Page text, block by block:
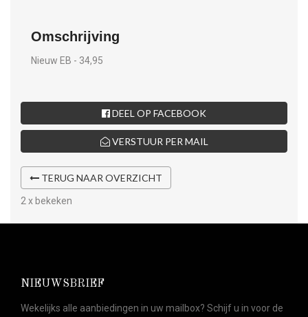
Omschrijving
Nieuw EB - 34,95
DEEL OP FACEBOOK
VERSTUUR PER MAIL
TERUG NAAR OVERZICHT
2 x bekeken
NIEUWSBRIEF
Wekelijks alle aanbiedingen in uw mailbox? Schijf u in voor de